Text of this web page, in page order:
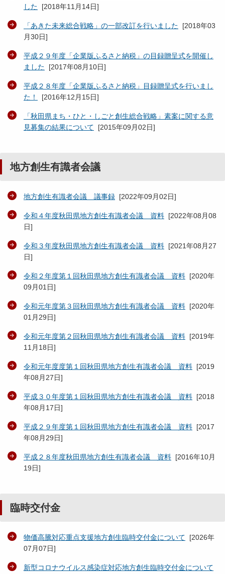
した [2018年11月14日]
「あきた未来総合戦略」の一部改訂を行いました [2018年03
月30日]
平成２９年度「企業版ふるさと納税」の目録贈呈式を開催し
ました [2017年08月10日]
平成２８年度「企業版ふるさと納税」目録贈呈式を行いまし
た！
[2016年12月15日]
「秋田県まち・ひと・しごと創生総合戦略」素案に関する意
見募集の結果について [2015年09月02日]
地方創生有識者会議
地方創生有識者会議 議事録 [2022年09月02日]
令和４年度秋田県地方創生有識者会議 資料 [2022年08月08
日]
令和３年度秋田県地方創生有識者会議 資料 [2021年08月27
日]
令和２年度第１回秋田県地方創生有識者会議 資料 [2020年
09月01日]
令和元年度第３回秋田県地方創生有識者会議 資料 [2020年
01月29日]
令和元年度第２回秋田県地方創生有識者会議 資料 [2019年
11月18日]
令和元年度度第１回秋田県地方創生有識者会議 資料 [2019
年08月27日]
平成３０年度第１回秋田県地方創生有識者会議 資料 [2018
年08月17日]
平成２９年度第１回秋田県地方創生有識者会議 資料 [2017
年08月29日]
平成２８年度秋田県地方創生有識者会議 資料 [2016年10月
19日]
臨時交付金
物価高騰対応重点支援地方創生臨時交付金について [2026年
07月07日]
新型コロナウイルス感染症対応地方創生臨時交付金について